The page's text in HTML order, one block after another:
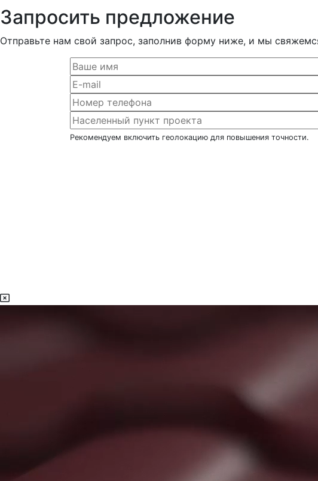
Запросить предложение
Отправьте нам свой запрос, заполнив форму ниже, и мы
Рекомендуем включить геолокацию для повышения точности.